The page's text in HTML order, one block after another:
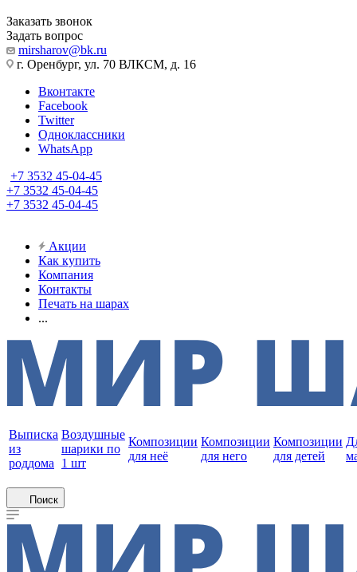
Заказать звонок
Задать вопрос
mirsharov@bk.ru
г. Оренбург, ул. 70 ВЛКСМ, д. 16
Вконтакте
Facebook
Twitter
Одноклассники
WhatsApp
+7 3532 45-04-45
+7 3532 45-04-45
+7 3532 45-04-45
Акции
Как купить
Компания
Контакты
Печать на шарах
...
Выписка
из
роддома
Воздушные
шарики по
1 шт
Композиции
для неё
Композиции
для него
Композиции
для детей
Поиск